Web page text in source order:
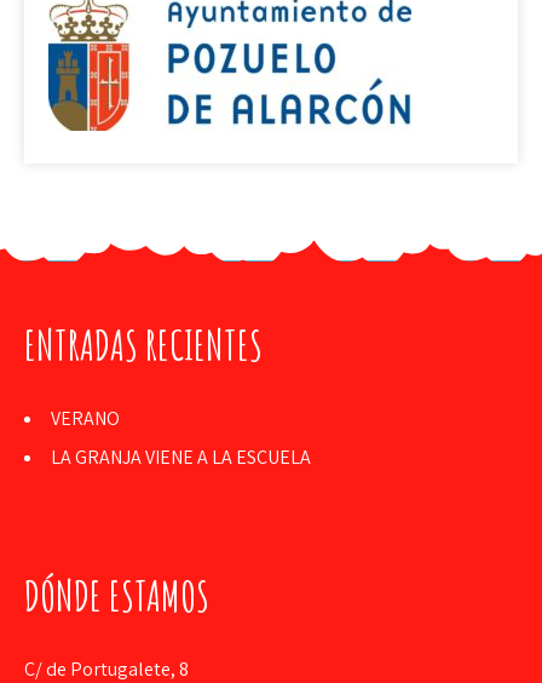
ENTRADAS RECIENTES
VERANO
LA GRANJA VIENE A LA ESCUELA
DÓNDE ESTAMOS
C/ de Portugalete, 8